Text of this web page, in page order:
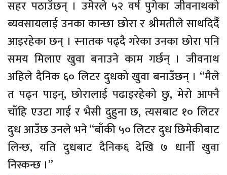
सहर पठाउँछन् । उमेरले ५२ वर्ष पुगेका जीवनाथको
ब्यवसायलाई उनका कान्छा छोरा र श्रीमतीले साथदिदैँ
आइरहेका छन् । स्नातक पढ्दै गरेका उनका छोरा पनि
समय मिलाए खुवा बनाउने काम गर्छन् । जीवनाथ
अहिले दैनिक ६० लिटर दुधको खुवा बनाउँछन् । “मैले
त पढ्न पाइन्, छोरालाई पढाइरहेको छु, मेरो आफ्नै
चाँहि एउटा गाई र भैसी दुहुना छ, त्यसबाट १० लिटर
दुध आउँछ उनले भने “बाँकी ५० लिटर दुध छिमेकीबाट
लिन्छ, यति दुधबाट दैनिक६ देखि ७ धार्नी खुवा
निस्कन्छ ।”